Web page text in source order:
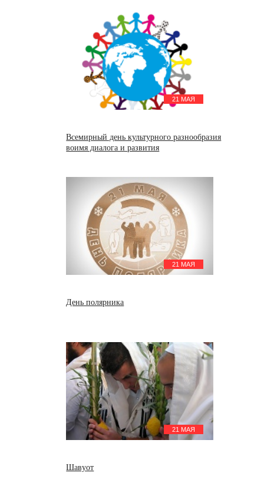
21 МАЯ
Всемирный день культурного разнообразия
воимя диалога и развития
21 МАЯ
День полярника
21 МАЯ
Шавуот